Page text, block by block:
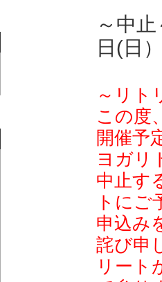
～中
日(日
～リト
この度
開催予
ヨガリ
中止す
トにご
申込み
詫び申
リート